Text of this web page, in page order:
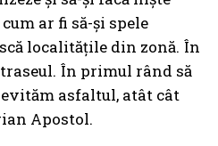
ar fi să-și spele
localitățile din zonă. În
În primul rând să
evităm asfaltul, atât cât
Apostol.